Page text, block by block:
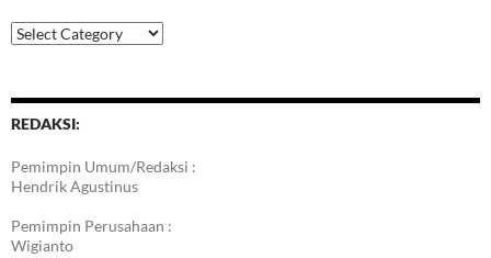
Kategori
Berita
REDAKSI:
Pemimpin Umum/Redaksi :
Hendrik Agustinus
Pemimpin Perusahaan :
Wigianto